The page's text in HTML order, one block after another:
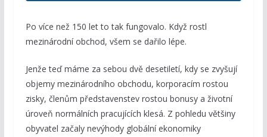
Po více než 150 let to tak fungovalo. Když rostl
mezinárodní obchod, všem se dařilo lépe.
Jenže teď máme za sebou dvě desetiletí, kdy se zvyšují
objemy mezinárodního obchodu, korporacím rostou
zisky, členům představenstev rostou bonusy a životní
úroveň normálních pracujících klesá. Z pohledu většiny
obyvatel začaly nevýhody globální ekonomiky